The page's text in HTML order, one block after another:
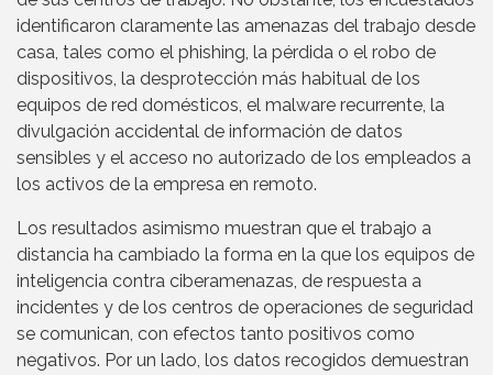
identificaron claramente las amenazas del trabajo desde
casa, tales como el phishing, la pérdida o el robo de
dispositivos, la desprotección más habitual de los
equipos de red domésticos, el malware recurrente, la
divulgación accidental de información de datos
sensibles y el acceso no autorizado de los empleados a
los activos de la empresa en remoto.
Los resultados asimismo muestran que el trabajo a
distancia ha cambiado la forma en la que los equipos de
inteligencia contra ciberamenazas, de respuesta a
incidentes y de los centros de operaciones de seguridad
se comunican, con efectos tanto positivos como
negativos. Por un lado, los datos recogidos demuestran